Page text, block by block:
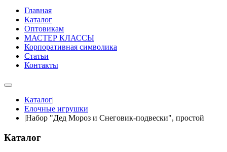
Главная
Каталог
Оптовикам
МАСТЕР КЛАССЫ
Корпоративная символика
Статьи
Контакты
Каталог|
Елочные игрушки
|Набор "Дед Мороз и Снеговик-подвески", простой
Каталог